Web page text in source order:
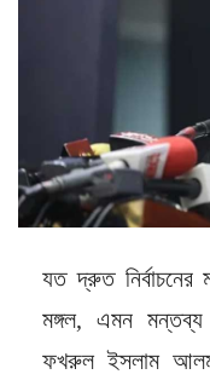
যত দ্রুত
মঙ্গল, এমন মন্তব্য
ফখরুল ইসলাম